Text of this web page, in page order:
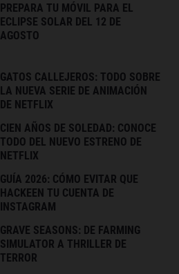
PREPARA TU MÓVIL PARA EL
ECLIPSE SOLAR DEL 12 DE
AGOSTO
GATOS CALLEJEROS: TODO SOBRE
LA NUEVA SERIE DE ANIMACIÓN
DE NETFLIX
CIEN AÑOS DE SOLEDAD: CONOCE
TODO DEL NUEVO ESTRENO DE
NETFLIX
GUÍA 2026: CÓMO EVITAR QUE
HACKEEN TU CUENTA DE
INSTAGRAM
GRAVE SEASONS: DE FARMING
SIMULATOR A THRILLER DE
TERROR